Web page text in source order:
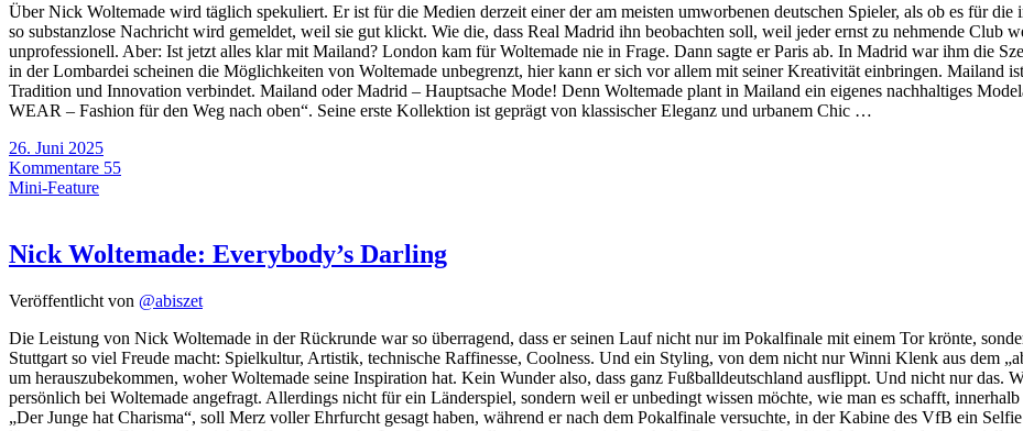
Über Nick Woltemade wird täglich spekuliert. Er ist für die Medien derzeit einer der am meisten umworbenen deutschen Spieler, als ob es für
so substanzlose Nachricht wird gemeldet, weil sie gut klickt. Wie die, dass Real Madrid ihn beobachten soll, weil jeder ernst zu nehmende Club
unprofessionell. Aber: Ist jetzt alles klar mit Mailand? London kam für Woltemade nie in Frage. Dann sagte er Paris ab. In Madrid war ihm die
in der Lombardei scheinen die Möglichkeiten von Woltemade unbegrenzt, hier kann er sich vor allem mit seiner Kreativität einbringen. Mailand
Tradition und Innovation verbindet. Mailand oder Madrid – Hauptsache Mode! Denn Woltemade plant in Mailand ein eigenes nachhaltiges
WEAR – Fashion für den Weg nach oben“. Seine erste Kollektion ist geprägt von klassischer Eleganz und urbanem Chic …
26. Juni 2025
Kommentare 55
Mini-Feature
Nick Woltemade: Everybody’s Darling
Veröffentlicht von @abiszet
Die Leistung von Nick Woltemade in der Rückrunde war so überragend, dass er seinen Lauf nicht nur im Pokalfinale mit einem Tor krönte,
Stuttgart so viel Freude macht: Spielkultur, Artistik, technische Raffinesse, Coolness. Und ein Styling, von dem nicht nur Winni Klenk aus dem
um herauszubekommen, woher Woltemade seine Inspiration hat. Kein Wunder also, dass ganz Fußballdeutschland ausflippt. Und nicht nur das.
persönlich bei Woltemade angefragt. Allerdings nicht für ein Länderspiel, sondern weil er unbedingt wissen möchte, wie man es schafft,
„Der Junge hat Charisma“, soll Merz voller Ehrfurcht gesagt haben, während er nach dem Pokalfinale versuchte, in der Kabine des VfB ein